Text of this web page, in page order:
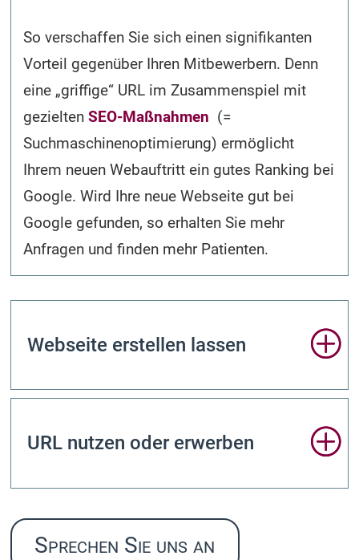
So verschaffen Sie sich einen signifikanten
Vorteil gegenüber Ihren Mitbewerbern. Denn
eine „griffige“ URL im Zusammenspiel mit
gezieltenSEO-Maßnahmen (=
Suchmaschinen­optimierung) ermöglicht
Ihrem neuen Webauftritt ein gutes Ranking bei
Google. Wird Ihre neue Webseite gut bei
Google gefunden, so erhalten Sie mehr
Anfragen und finden mehr Patienten.
Webseite erstellen lassen
URL nutzen oder erwerben
Sprechen Sie uns an